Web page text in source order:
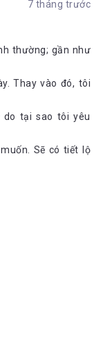
7 tháng trước
thường; gần như
Thay vào đó, tôi
do tại sao tôi yêu
Sẽ có tiết lộ